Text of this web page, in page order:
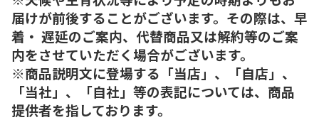
届けが前後することがございます。その際は、早
着・ 遅延のご案内、代替商品又は解約等のご案
内をさせていただく場合がございます。
※商品説明文に登場する「当店」、「自店」、
「当社」、「自社」等の表記については、商品
提供者を指しております。